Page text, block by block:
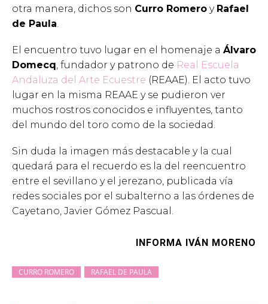
otra manera, dichos son Curro Romero y Rafael
de Paula
El encuentro tuvo lugar en el homenaje a Álvaro
Domecq , fundador y patrono de Real Escuela
Andaluza del Arte Ecuestre (REAAE). El acto tuvo
lugar en la misma REAAE y se pudieron ver
muchos rostros conocidos e influyentes, tanto
del mundo del toro como de la sociedad.
Sin duda la imagen más destacable y la cual
quedará para el recuerdo es la del reencuentro
entre el sevillano y el jerezano, publicada vía
redes sociales por el subalterno a las órdenes de
Cayetano, Javier Gómez Pascual.
INFORMA IVÁN MORENO
CURRO ROMERO RAFAEL DE PAULA